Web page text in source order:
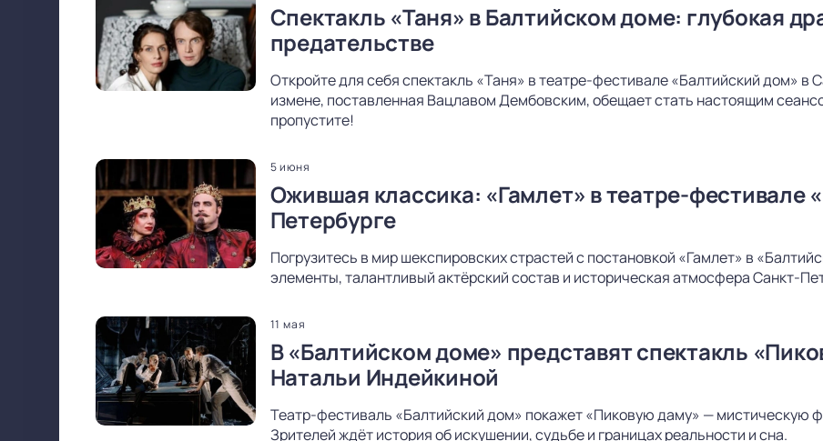
Спектакль «Таня» в Балтийском доме: глубокая
предательстве
Откройте для себя спектакль «Таня» в театре-фестивале «Балтийский дом» в
измене, поставленная Вацлавом Дембовским, обещает стать настоящим
пропустите!
5 июня
Ожившая классика: «Гамлет» в театре-фестивале
Петербурге
Погрузитесь в мир шекспировских страстей с постановкой «Гамлет» в
элементы, талантливый актёрский состав и историческая атмосфера Санкт-
11 мая
В «Балтийском доме» представят спектакль
Натальи Индейкиной
Театр-фестиваль «Балтийский дом» покажет «Пиковую даму» — мистическую
Зрителей ждёт история об искушении, судьбе и границах реальности и сна.